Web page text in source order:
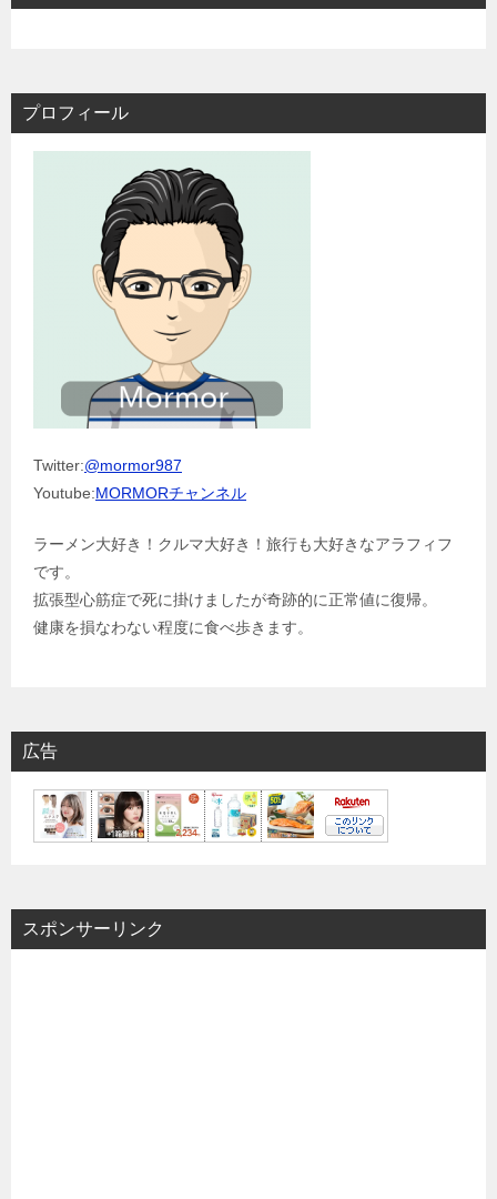
プロフィール
Twitter:@mormor987
Youtube:MORMORチャンネル
ラーメン大好き！クルマ大好き！旅行も大好きなアラフィフ
です。
拡張型心筋症で死に掛けましたが奇跡的に正常値に復帰。
健康を損なわない程度に食べ歩きます。
広告
スポンサーリンク